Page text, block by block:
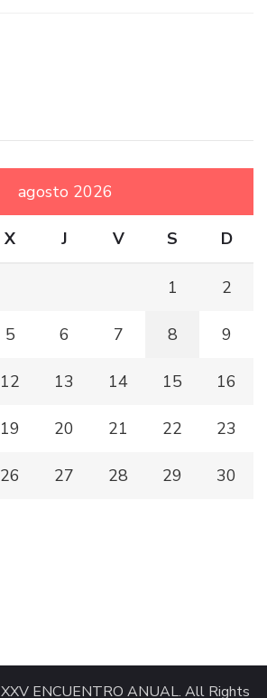
agosto 2026
X J V S D
1 2
5 6 7 8 9
12 13 14 15 16
19 20 21 22 23
26 27 28 29 30
XXV ENCUENTRO ANUAL. All Rights